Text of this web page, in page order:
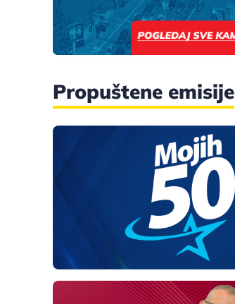
Propuštene emisije